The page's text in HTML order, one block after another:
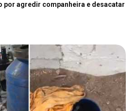
por agredir companheira e desacatar